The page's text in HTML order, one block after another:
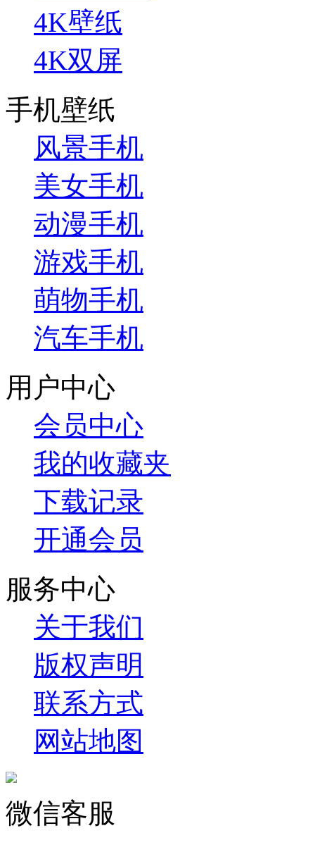
4K壁纸
4K双屏
手机壁纸
风景手机
美女手机
动漫手机
游戏手机
萌物手机
汽车手机
用户中心
会员中心
我的收藏夹
下载记录
开通会员
服务中心
关于我们
版权声明
联系方式
网站地图
微信客服